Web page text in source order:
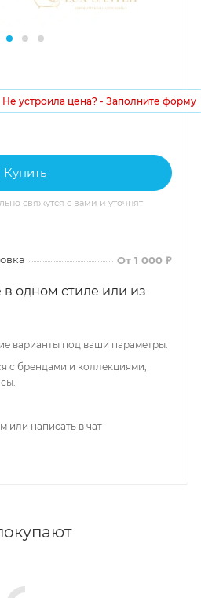
Не устроила цена? - Заполните форму
Купить
свяжутся с вами и уточнят
От 1 000 ₽
в одном стиле или из
варианты под ваши параметры.
с брендами и коллекциями,
или написать в чат